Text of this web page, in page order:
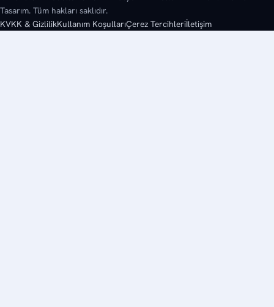
Tasarım. Tüm hakları saklıdır.
KVKK & GizlilikKullanım KoşullarıÇerez Tercihleriİletişim